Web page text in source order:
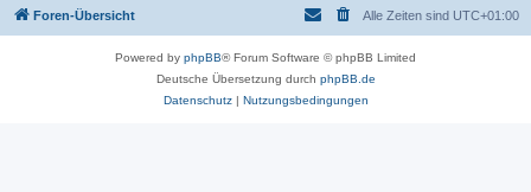
Foren-Übersicht Alle Zeiten sind UTC+01:00
Powered by phpBB® Forum Software © phpBB Limited
Deutsche Übersetzung durch phpBB.de
Datenschutz| Nutzungsbedingungen